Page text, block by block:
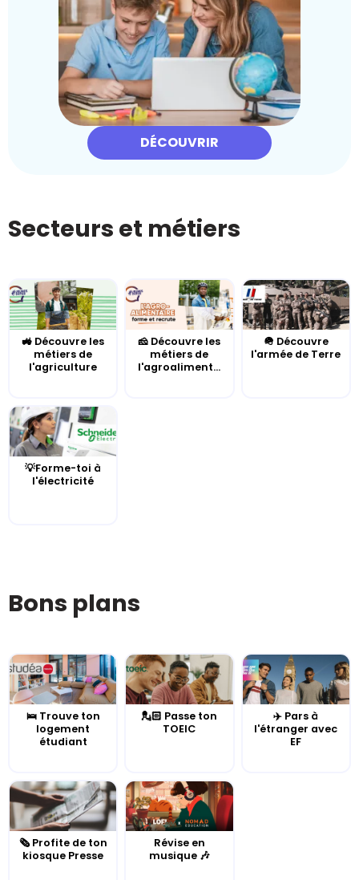
DÉCOUVRIR
Secteurs et métiers
🚜 Découvre les
métiers de
l'agriculture
🧀 Découvre les
métiers de
l'agroaliment...
🪖 Découvre
l'armée de Terre
💡Forme-toi à
l'électricité
Bons plans
🛌 Trouve ton
logement
étudiant
💂🏻 Passe ton
TOEIC
✈️ Pars à
l'étranger avec
EF
🗞️ Profite de ton
kiosque Presse
Révise en
musique 🎶